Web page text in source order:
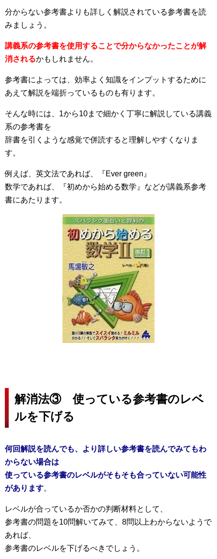
分からない参考書よりも詳しく解説されている参考書を読
みましょう。
講義系の参考書を使用することで分からなかったことが解
消されるかもしれません。
参考書によっては、効率よく知識をインプットするために
あえて解説を端折っているものも有ります。
そんな時には、1から10まで細かく丁寧に解説している講義
系の参考書を
辞書を引くような感覚で併読すると理解しやすくなりま
す。
例えば、英文法であれば、『Ever green』
数学であれば、『初めから始める数学』などが講義系参考
書にあたります。
解消法③ 使っている参考書のレベ
ルを下げる
何回解説を読んでも、より詳しい参考書を読んでみてもわ
からない場合は
使っている参考書のレベルがそもそも合っていない可能性
があります。
レベルが合っているか否かの判断材料として、
参考書の問題を10問解いてみて、8問以上わからないようで
あれば、
参考書のレベルを下げるべきでしょう。